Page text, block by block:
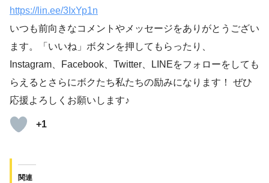
https://lin.ee/3IxYp1n
いつも前向きなコメントやメッセージをありがとうござい
ます。「いいね」ボタンを押してもらったり、
Instagram、Facebook、Twitter、LINEをフォローをしても
らえるとさらにボクたち私たちの励みになります！ ぜひ
応援よろしくお願いします♪
+1
関連